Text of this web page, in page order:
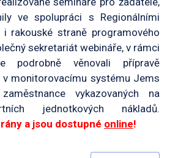
ve spolupráci s Regionálními
rakouské straně programového
sekretariát webináře, v rámci
podrobně věnovali přípravě
monitorovacímu systému Jems
vykazovaných na
jednotkových nákladů.
a jsou dostupné online!